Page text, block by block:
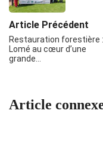
Article Précédent
Restauration forestière :
Lomé au cœur d’une
grande…
Article